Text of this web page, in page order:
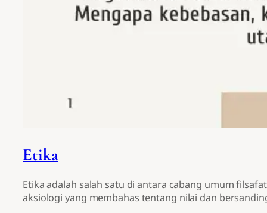
Etika
Etika adalah salah satu di antara cabang umum
aksiologi yang membahas tentang nilai dan